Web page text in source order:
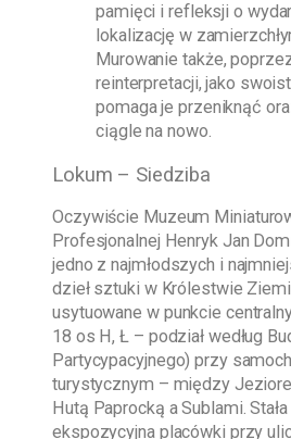
pamięci i refleksji o
lokalizację w
Murowanie także,
reinterpretacji, jako
pomaga je przeniknąć
ciągle na nowo.
Lokum – Siedziba
Oczywiście Muzeum
Profesjonalnej Henryk Jan
jedno z najmłodszych i
dzieł sztuki w Królestwie
usytuowane w punkcie
18 os H, Ł – podział według
Partycypacyjnego) przy
turystycznym – między
Hutą Paprocką a Sublami.
ekspozycyjna placówki przy